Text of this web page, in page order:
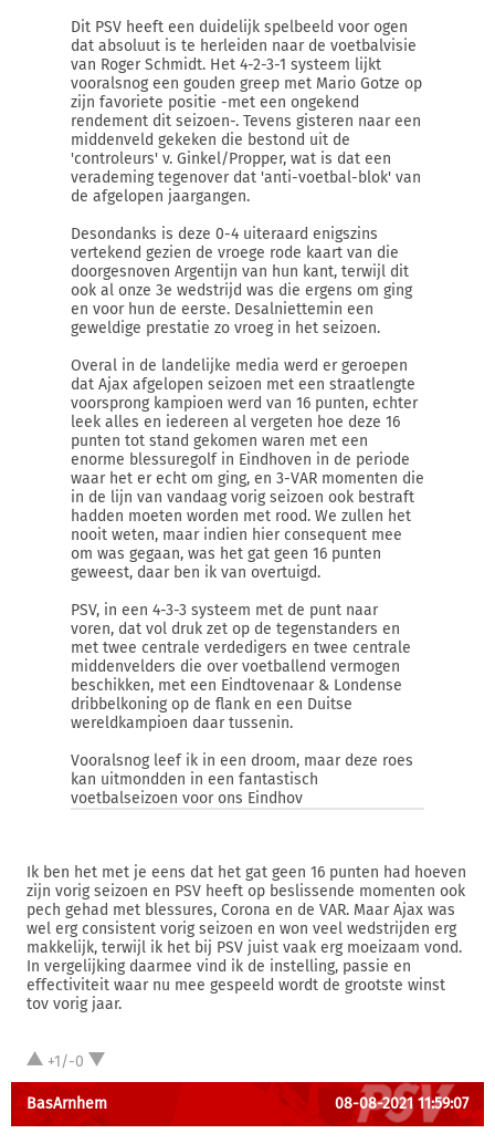
Dit PSV heeft een duidelijk spelbeeld voor ogen
dat absoluut is te herleiden naar de voetbalvisie
van Roger Schmidt. Het 4-2-3-1 systeem lijkt
vooralsnog een gouden greep met Mario Gotze op
zijn favoriete positie -met een ongekend
rendement dit seizoen-. Tevens gisteren naar een
middenveld gekeken die bestond uit de
'controleurs' v. Ginkel/Propper, wat is dat een
verademing tegenover dat 'anti-voetbal-blok' van
de afgelopen jaargangen.
Desondanks is deze 0-4 uiteraard enigszins
vertekend gezien de vroege rode kaart van die
doorgesnoven Argentijn van hun kant, terwijl dit
ook al onze 3e wedstrijd was die ergens om ging
en voor hun de eerste. Desalniettemin een
geweldige prestatie zo vroeg in het seizoen.
Overal in de landelijke media werd er geroepen
dat Ajax afgelopen seizoen met een straatlengte
voorsprong kampioen werd van 16 punten, echter
leek alles en iedereen al vergeten hoe deze 16
punten tot stand gekomen waren met een
enorme blessuregolf in Eindhoven in de periode
waar het er echt om ging, en 3-VAR momenten die
in de lijn van vandaag vorig seizoen ook bestraft
hadden moeten worden met rood. We zullen het
nooit weten, maar indien hier consequent mee
om was gegaan, was het gat geen 16 punten
geweest, daar ben ik van overtuigd.
PSV, in een 4-3-3 systeem met de punt naar
voren, dat vol druk zet op de tegenstanders en
met twee centrale verdedigers en twee centrale
middenvelders die over voetballend vermogen
beschikken, met een Eindtovenaar & Londense
dribbelkoning op de flank en een Duitse
wereldkampioen daar tussenin.
Vooralsnog leef ik in een droom, maar deze roes
kan uitmondden in een fantastisch
voetbalseizoen voor ons Eindhov
Ik ben het met je eens dat het gat geen 16 punten had hoeven
zijn vorig seizoen en PSV heeft op beslissende momenten ook
pech gehad met blessures, Corona en de VAR. Maar Ajax was
wel erg consistent vorig seizoen en won veel wedstrijden erg
makkelijk, terwijl ik het bij PSV juist vaak erg moeizaam vond.
In vergelijking daarmee vind ik de instelling, passie en
effectiviteit waar nu mee gespeeld wordt de grootste winst
tov vorig jaar.
+1/-0
BasArnhem 08-08-2021 11:59:07